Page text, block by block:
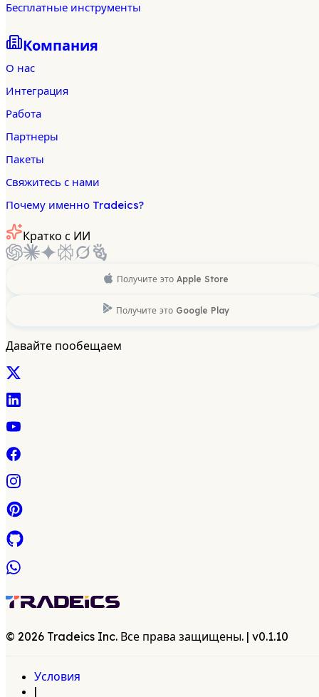
Бесплатные инструменты
Компания
О нас
Интеграция
Работа
Партнеры
Пакеты
Свяжитесь с нами
Почему именно Tradeics?
Кратко с ИИ
Получите это Apple Store
Получите это Google Play
Давайте пообещаем
© 2026 Tradeics Inc. Все права защищены. | v0.1.10
Условия
|